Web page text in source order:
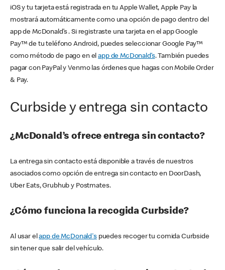
iOS y tu tarjeta está registrada en tu Apple Wallet, Apple Pay la
mostrará automáticamente como una opción de pago dentro del
app de McDonald’s . Si registraste una tarjeta en el app Google
Pay™ de tu teléfono Android, puedes seleccionar Google Pay™
como método de pago en elapp de McDonald’s. También puedes
pagar con PayPal y Venmo las órdenes que hagas con Mobile Order
& Pay.
Curbside y entrega sin contacto
¿McDonald’s ofrece entrega sin contacto?
La entrega sin contacto está disponible a través de nuestros
asociados como opción de entrega sin contacto en DoorDash,
Uber Eats, Grubhub y Postmates.
¿Cómo funciona la recogida Curbside?
Al usar elapp de McDonald'spuedes recoger tu comida Curbside
sin tener que salir del vehículo.